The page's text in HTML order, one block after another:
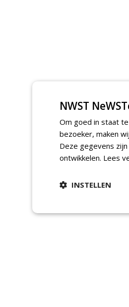
NWST
Om goed in staat
bezoeker, maken
Deze gegevens
ontwikkelen. Lees
INSTELLEN